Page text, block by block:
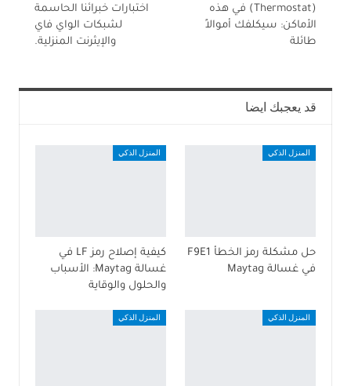
(Thermostat) في هذه
الأماكن: سيكلفك أموالاً
طائلة
اختبارات خبرائنا الحاسمة
لشبكات الواي فاي
والإيثرنت المنزلية.
قد يعجبك ايضا
المنزل الذكي
حل مشكلة رمز الخطأ F9E1
في غسالة Maytag
المنزل الذكي
كيفية إصلاح رمز LF في
غسالة Maytag: الأسباب
والحلول والوقاية
المنزل الذكي المنزل الذكي